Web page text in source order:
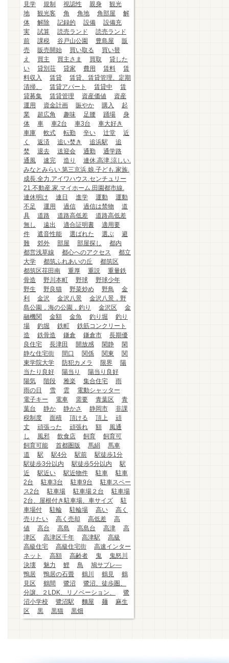
見学
規制 視認性 親身
観光
地
観光客 角 角地 角部屋
解
体
解除 記録的 設備
設備充
実
試算 読売ランド
読売ランド
前
課税 谷戸山公園 豊島屋
販
売
販売開始 買い取る
買い替
え
買主 買主さま 買取
貸した
い
貸別荘 貸家 費用 賃料
賃
料収入
賃貸
賃貸、賃貸管理、定期
清掃、
賃貸アパート 賃貸中
賃
貸募集
賃貸管理 資産価値
資産
運用
資金計画 賑やか 購入
起
業
超広角 趣味 足腰 踊場
身
体
車 車2台 車3台
車大好き
車庫
軟式 転勤 辛い 辻堂
近
く
返済 追い焚き 追浜駅
追
焚
退去 送迎会 通勤
通学路
通風
速完 造り
連休.高津.涼しい.
みなとみらい.第三京浜.娘.子ども.家族.
成長.全力.アイワハウス.センチュリー
21.不動産.家.マイホーム.田園都市線.
連休明け
連日 進学 運動
運動
不足
運用 過信 過信は禁物
道
具
道路 道路高低差
道路高低差
無し
遠出 適合証明書
適用要
件
遮音性能 選ばれた 選ぶ
避
難
郊外 部屋 部屋探し
都内
都営浅草線
都心へのアクセス
都立
大学
都筑ふれあいの丘
都筑区
都筑区荏田南
重厚 重説
重量鉄
骨造
野川本町 野球
野球少年
野生
野良猫 野菜炒め 野鳥
金
利
金沢 金沢八景
金沢八景，野
島公園，海の公園，釣り
金沢区
金
融機関
金額 金魚 釣り堀
釣り
場
釣堀 鉄町
鉄筋コンクリート
造
鉄骨造 鎌倉 鎌倉市
長期優
良住宅
長津田 開放感 閑静
閑
静な住宅街
間口 関係 関東
関
東学院大学
防犯カメラ 限界
陽
当たり良好
陽当り
陽当り良好
陽気
階段 雅楽 集合住宅
雨
雨の日
雪 雲
電動シャッター
電子キー
電車 需要 青葉区
青
葉台
静か 静かさ 静岡市
非課
税制度
面積 頂ける 頂上
頑
丈
頑張った 頑張れ 額
風通
し
風邪 飲食店 飼育
飼育可
飼育可能
首都圏版 馬絹
馬車
道
駅 駅4分 駅前
駅徒歩1分
駅徒歩3分以内
駅徒歩5分以内
駅
近
駅近い 駅近物件 駐車
駐車
2台
駐車3台 駐車9台
駐車スペー
ス2台
駐車場 駐車場２台
駐車場
2台、屋根付き駐車場、車サイズ
駐
車場付
駐輪 駐輪場 高い
高く
売りたい
高く売却 高低差
高
値
高台 高島 高島台 高津
高
津区
高津区千年 高津駅
高級
高級住宅
高級住宅街
高速インター
ネット
高額 高齢者 鬼
鬼怒川
決壊
魅力 鯉 鳥
鳩サブレ―
鴨居
鴨居の石畳 鶴川 鶴見
鶴
見区
鶴間 鷺沼
鷺沼、徒歩圏、
分譲、２LDK、リノベーション、
鷺
沼小学校
鷺沼駅 麵屋 麺
麻生
区
黒 黒猫 黒畑